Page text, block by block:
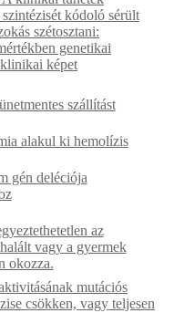
kódoló sérült
szétosztani:
genetikai
képet
szállítást
alakul ki hemolízis
gén deléciója
az
vagy a gyermek
okozza.
mutációs
csökken, vagy teljesen